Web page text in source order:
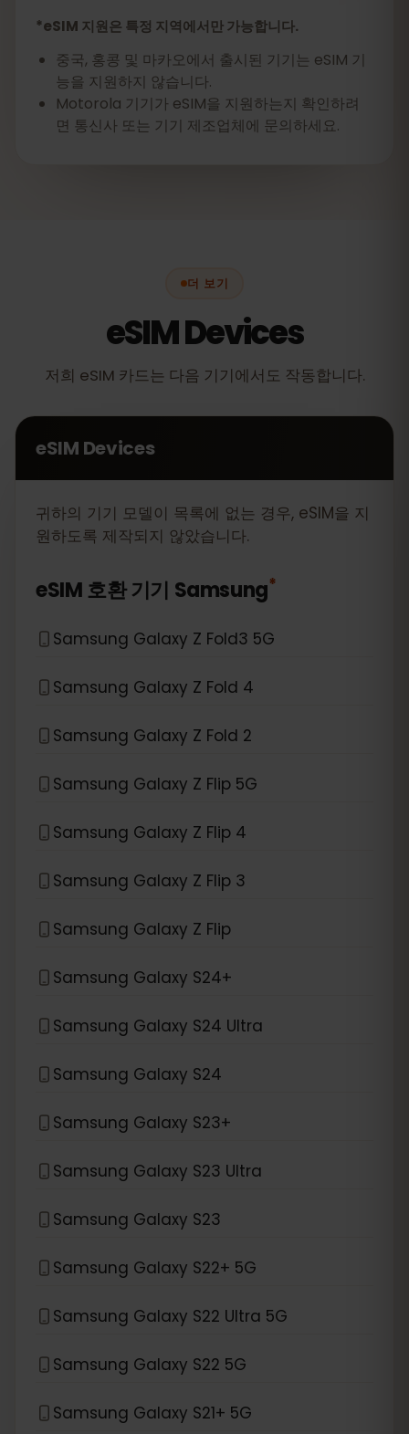
*eSIM 지원은 특정 지역에서만 가능합니다.
중국, 홍콩 및 마카오에서 출시된 기기는 eSIM 기
능을 지원하지 않습니다.
Motorola 기기가 eSIM을 지원하는지 확인하려
면 통신사 또는 기기 제조업체에 문의하세요.
더 보기
eSIM Devices
저희 eSIM 카드는 다음 기기에서도 작동합니다.
eSIM Devices
귀하의 기기 모델이 목록에 없는 경우, eSIM을 지
원하도록 제작되지 않았습니다.
eSIM 호환 기기 Samsung*
Samsung Galaxy Z Fold3 5G
Samsung Galaxy Z Fold 4
Samsung Galaxy Z Fold 2
Samsung Galaxy Z Flip 5G
Samsung Galaxy Z Flip 4
Samsung Galaxy Z Flip 3
Samsung Galaxy Z Flip
Samsung Galaxy S24+
Samsung Galaxy S24 Ultra
Samsung Galaxy S24
Samsung Galaxy S23+
Samsung Galaxy S23 Ultra
Samsung Galaxy S23
Samsung Galaxy S22+ 5G
Samsung Galaxy S22 Ultra 5G
Samsung Galaxy S22 5G
Samsung Galaxy S21+ 5G